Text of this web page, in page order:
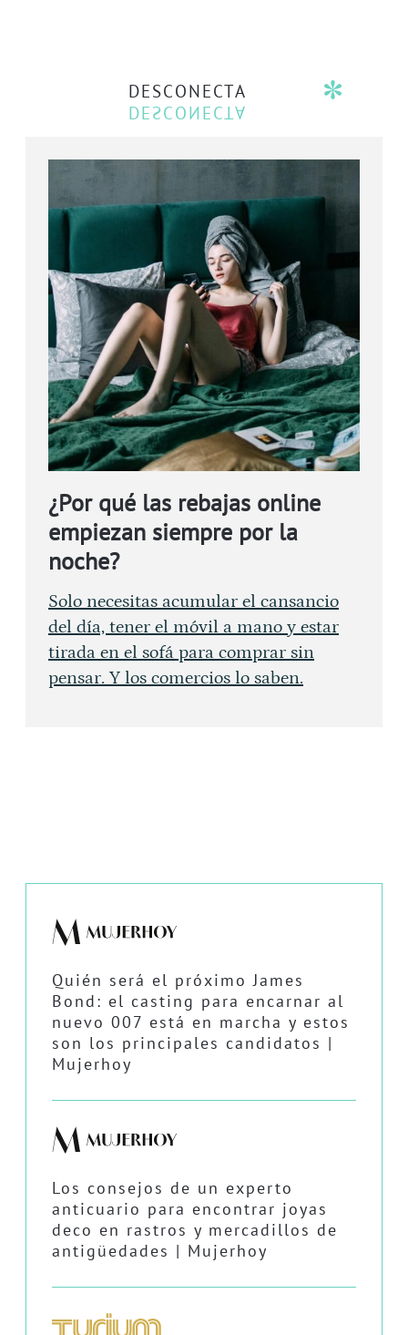
DESCONECTA
¿Por qué las rebajas online
empiezan siempre por la
noche?
Solo necesitas acumular el cansancio
del día, tener el móvil a mano y estar
tirada en el sofá para comprar sin
pensar. Y los comercios lo saben.
Quién será el próximo James
Bond: el casting para encarnar al
nuevo 007 está en marcha y estos
son los principales candidatos |
Mujerhoy
Los consejos de un experto
anticuario para encontrar joyas
deco en rastros y mercadillos de
antigüedades | Mujerhoy